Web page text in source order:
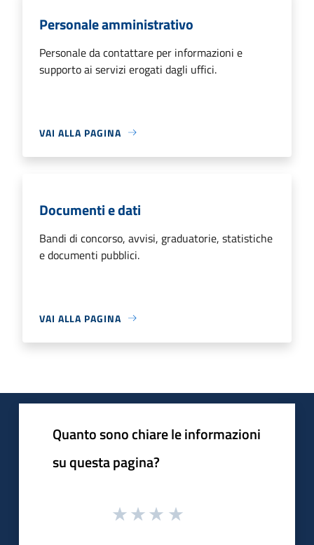
Personale amministrativo
Personale da contattare per informazioni e
supporto ai servizi erogati dagli uffici.
VAI ALLA PAGINA
Documenti e dati
Bandi di concorso, avvisi, graduatorie, statistiche
e documenti pubblici.
VAI ALLA PAGINA
Quanto sono chiare le informazioni
su questa pagina?